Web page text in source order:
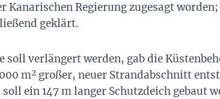
Kanarischen Regierung zugesagt
geklärt.
verlängert werden, gab die
m² großer, neuer Strandabschnitt
ein 147 m langer Schutzdeich gebaut